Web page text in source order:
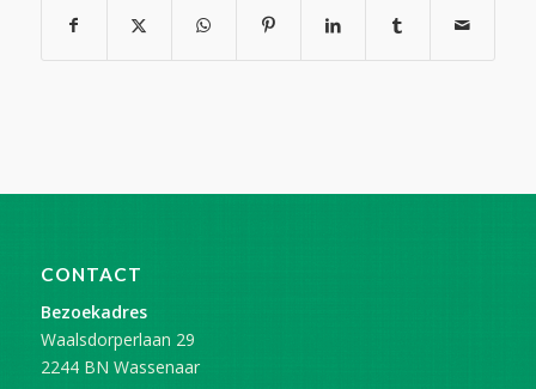
CONTACT
Bezoekadres
Waalsdorperlaan 29
2244 BN Wassenaar